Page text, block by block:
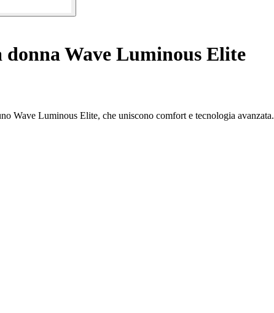
donna Wave Luminous Elite
Wave Luminous Elite, che uniscono comfort e tecnologia avanzata.